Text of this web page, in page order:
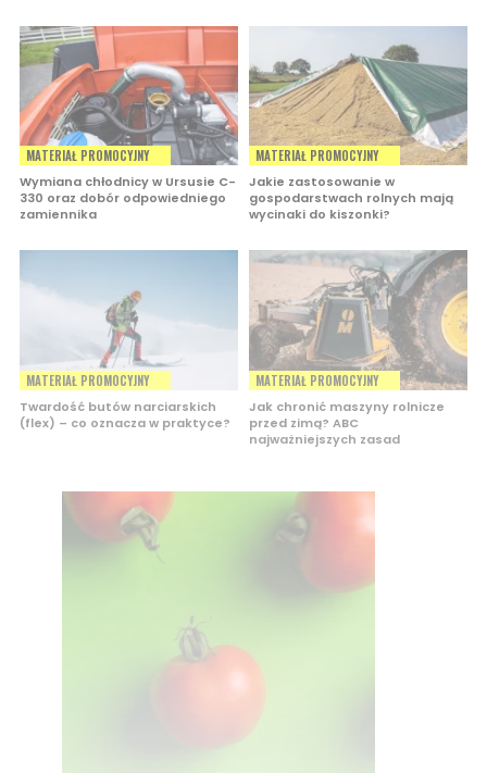
MATERIAŁ PROMOCYJNY
Wymiana chłodnicy w Ursusie C-
330 oraz dobór odpowiedniego
zamiennika
MATERIAŁ PROMOCYJNY
Jakie zastosowanie w
gospodarstwach rolnych mają
wycinaki do kiszonki?
MATERIAŁ PROMOCYJNY
Twardość butów narciarskich
(flex) – co oznacza w praktyce?
MATERIAŁ PROMOCYJNY
Jak chronić maszyny rolnicze
przed zimą? ABC
najważniejszych zasad